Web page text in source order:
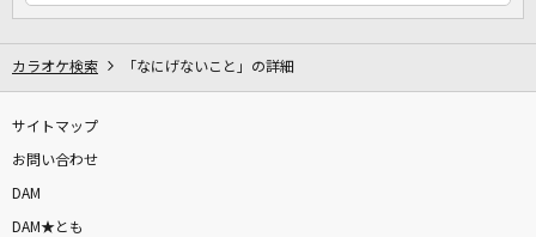
カラオケをもっと楽しもう！
カラオケ検索 「なにげないこと」の詳細
サイトマップ
お問い合わせ
DAM
DAM★とも